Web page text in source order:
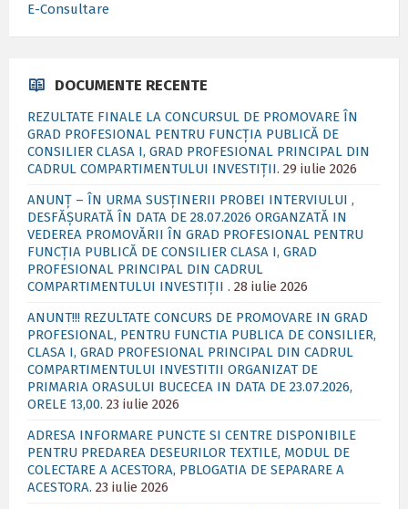
E-Consultare
DOCUMENTE RECENTE
REZULTATE FINALE LA CONCURSUL DE PROMOVARE ÎN
GRAD PROFESIONAL PENTRU FUNCȚIA PUBLICĂ DE
CONSILIER CLASA I, GRAD PROFESIONAL PRINCIPAL DIN
CADRUL COMPARTIMENTULUI INVESTIȚII. 29 iulie 2026
ANUNȚ – ÎN URMA SUSȚINERII PROBEI INTERVIULUI ,
DESFĂȘURATĂ ÎN DATA DE 28.07.2026 ORGANZATĂ IN
VEDEREA PROMOVĂRII ÎN GRAD PROFESIONAL PENTRU
FUNCȚIA PUBLICĂ DE CONSILIER CLASA I, GRAD
PROFESIONAL PRINCIPAL DIN CADRUL
COMPARTIMENTULUI INVESTIȚII . 28 iulie 2026
ANUNT!!! REZULTATE CONCURS DE PROMOVARE IN GRAD
PROFESIONAL, PENTRU FUNCTIA PUBLICA DE CONSILIER,
CLASA I, GRAD PROFESIONAL PRINCIPAL DIN CADRUL
COMPARTIMENTULUI INVESTITII ORGANIZAT DE
PRIMARIA ORASULUI BUCECEA IN DATA DE 23.07.2026,
ORELE 13,00. 23 iulie 2026
ADRESA INFORMARE PUNCTE SI CENTRE DISPONIBILE
PENTRU PREDAREA DESEURILOR TEXTILE, MODUL DE
COLECTARE A ACESTORA, PBLOGATIA DE SEPARARE A
ACESTORA. 23 iulie 2026